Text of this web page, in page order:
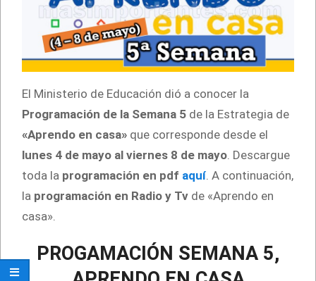
El Ministerio de Educación dió a conocer la
Programación de la Semana 5 de la Estrategia de
«Aprendo en casa» que corresponde desde el
lunes 4 de mayo al viernes 8 de mayo. Descargue
toda la programación en pdf aquí. A continuación,
la programación en Radio y Tv de «Aprendo en
casa».
PROGAMACIÓN SEMANA 5,